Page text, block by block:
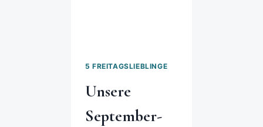
5 FREITAGSLIEBLINGE
Unsere
September-